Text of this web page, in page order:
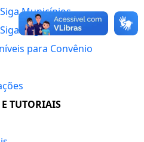
Municípios
Órgãos Estaduais
para Convênio
TUTORIAIS